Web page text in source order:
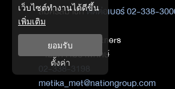
สมัครสมาชิกติดต่อเบอร์ 02-338-
ติดต่อ Media Partners
- เมธิกา เมธาพิทักษ์
02-338-3198
metika_met@nationgroup.com
เว็บไซต์ทำงานได้ดีขึ้น
เพิ่มเติม
ยอมรับ
ตั้งค่า